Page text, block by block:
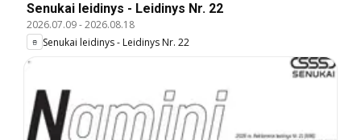
Senukai leidinys - Leidinys Nr. 22
2026.07.09-2026.08.18
Senukai leidinys - Leidinys Nr. 22